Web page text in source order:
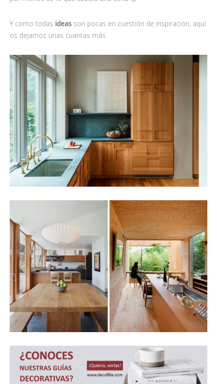
Y como todas ideas son pocas en cuestión de inspiración, aquí
os dejamos unas cuantas más.